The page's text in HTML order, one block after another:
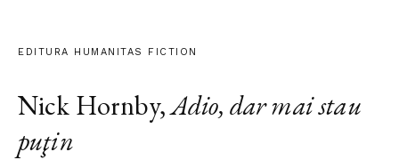
EDITURA HUMANITAS FICTION
Nick Hornby,Adio, dar mai stau
puţin